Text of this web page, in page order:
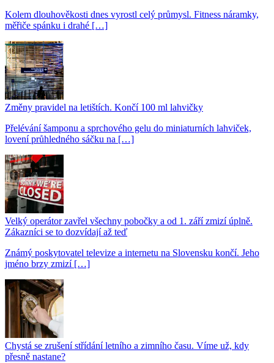
Kolem dlouhověkosti dnes vyrostl celý průmysl. Fitness náramky,
měřiče spánku i drahé […]
Změny pravidel na letištích. Končí 100 ml lahvičky
Přelévání šamponu a sprchového gelu do miniaturních lahviček,
lovení průhledného sáčku na […]
Velký operátor zavřel všechny pobočky a od 1. září zmizí úplně.
Zákazníci se to dozvídají až teď
Známý poskytovatel televize a internetu na Slovensku končí. Jeho
jméno brzy zmizí […]
Chystá se zrušení střídání letního a zimního času. Víme už, kdy
přesně nastane?